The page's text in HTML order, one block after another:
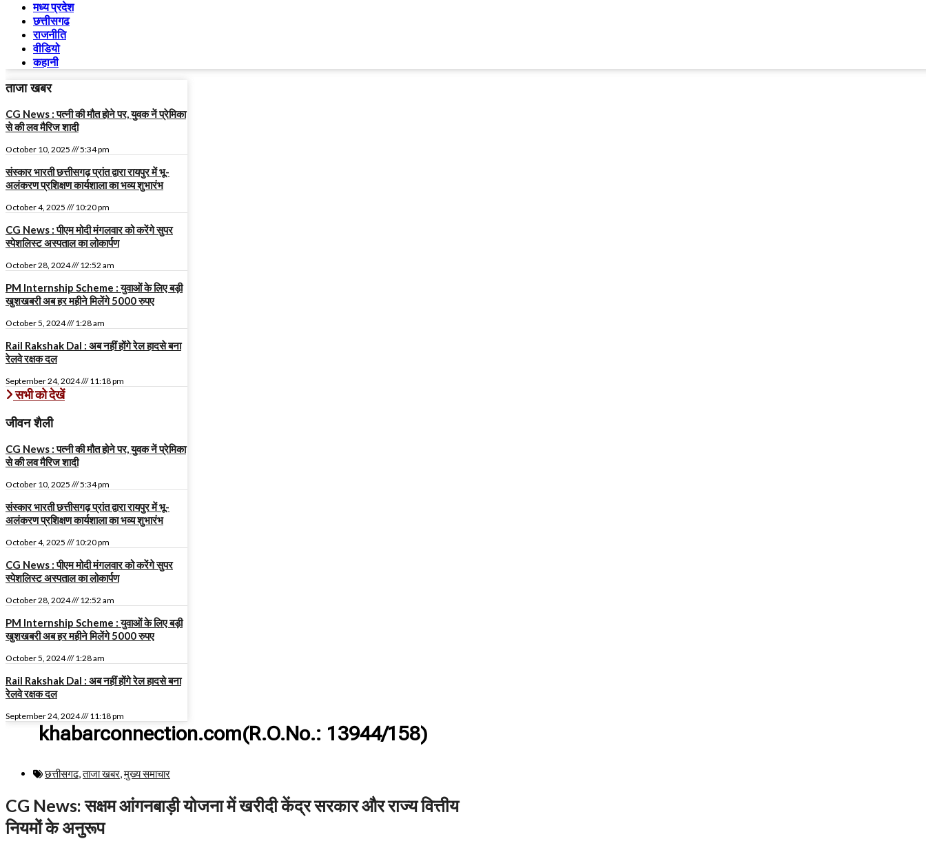
मध्य प्रदेश
छत्तीसगढ
राजनीति
वीडियो
कहानी
ताजा खबर
CG News : पत्नी की मौत होने पर, युवक नें प्रेमिका
से की लव मैरिज शादी
October 10, 2025 5:34 pm
संस्कार भारती छत्तीसगढ़ प्रांत द्वारा रायपुर में भू-
अलंकरण प्रशिक्षण कार्यशाला का भव्य शुभारंभ
October 4, 2025 10:20 pm
CG News : पीएम मोदी मंगलवार को करेंगे सुपर
स्पेशलिस्ट अस्पताल का लोकार्पण
October 28, 2024 12:52 am
PM Internship Scheme : युवाओं के लिए बड़ी
खुशखबरी अब हर महीने मिलेंगे 5000 रुपए
October 5, 2024 1:28 am
Rail Rakshak Dal : अब नहीं होंगे रेल हादसे बना
रेलवे रक्षक दल
September 24, 2024 11:18 pm
सभी को देखें
जीवन शैली
CG News : पत्नी की मौत होने पर, युवक नें प्रेमिका
से की लव मैरिज शादी
October 10, 2025 5:34 pm
संस्कार भारती छत्तीसगढ़ प्रांत द्वारा रायपुर में भू-
अलंकरण प्रशिक्षण कार्यशाला का भव्य शुभारंभ
October 4, 2025 10:20 pm
CG News : पीएम मोदी मंगलवार को करेंगे सुपर
स्पेशलिस्ट अस्पताल का लोकार्पण
October 28, 2024 12:52 am
PM Internship Scheme : युवाओं के लिए बड़ी
खुशखबरी अब हर महीने मिलेंगे 5000 रुपए
October 5, 2024 1:28 am
Rail Rakshak Dal : अब नहीं होंगे रेल हादसे बना
रेलवे रक्षक दल
September 24, 2024 11:18 pm
khabarconnection.com(R.O.No.: 13944/158)
छत्तीसगढ,ताजा खबर,मुख्य समाचार​
CG News: सक्षम आंगनबाड़ी योजना में खरीदी केंद्र सरकार और राज्य वित्तीय
नियमों के अनुरूप